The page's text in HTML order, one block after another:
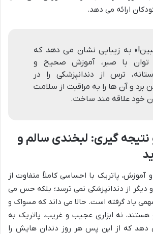
ارائه می دهد.
ببین!» به زیبایی نشان می دهد که
با صبر، آموزش صحیح و
ترس از دندانپزشکی را در
برد و آن ها را به مراقبت از سلامت
خود علاقه مند ساخت.
نتیجه گیری: لبخندی سالم و
آموزش، پاتریک با احساسی کاملاً متفاوت از
از دندانپزشکی نمی ترسد؛ بلکه حس می
یاد گرفته است. حالا می داند که مسواک و
هستند، نه ابزاری عجیب و غریب. پاتریک به
دهد که از این پس هر روز دندان هایش را